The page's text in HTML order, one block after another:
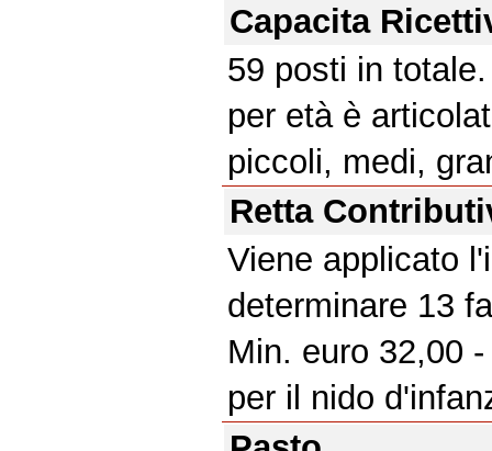
Capacita
59 posti in
per età è
piccoli, medi,
Retta
Viene applicato
determinare 13
Min. euro 32,00
per il nido